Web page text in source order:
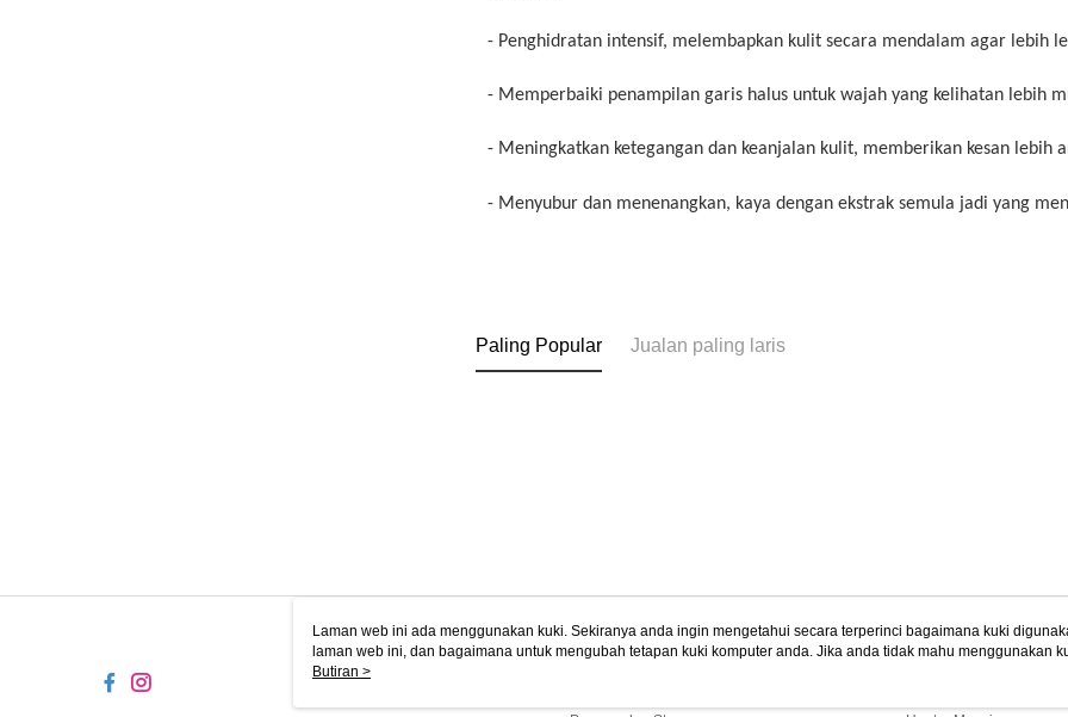
- Penghidratan intensif, melembapkan kulit secara mendalam agar lebih
- Memperbaiki penampilan garis halus untuk wajah yang kelihatan lebih
- Meningkatkan ketegangan dan keanjalan kulit, memberikan kesan lebih
- Menyubur dan menenangkan, kaya dengan ekstrak semula jadi yang
Paling Popular Jualan paling laris
Tentang Kami Khidmat
Laman web ini ada menggunakan kuki. Sekiranya anda ingin mengetahui secara terperinci bagaimana kuki
laman web ini, dan bagaimana untuk mengubah tetapan kuki komputer anda. Jika anda tidak mahu menggunakan
komputer anda, sila rujuk penerangan mengenai kuki.
komputer anda. Jika anda tidak mahu menggunakan kuki di komputer anda, sila rujuk penerangan mengenai kuki.
Butiran >